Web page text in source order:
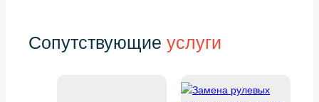
Сопутствующие услуги